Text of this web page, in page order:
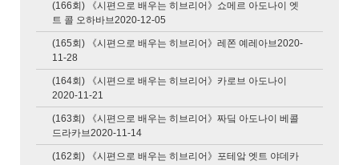
(166회) 《시편으로 배우는 히브리어》쇼메르 아도나이 엣
트 콜 오하바브2020-12-05
(165회) 《시편으로 배우는 히브리어》레쫀 예레아브2020-
11-28
(164회) 《시편으로 배우는 히브리어》카로브 아도나이
2020-11-21
(163회) 《시편으로 배우는 히브리어》짜딬 아도나이 베콜
드라카브2020-11-14
(162회) 《시편으로 배우는 히브리어》포테앜 엣트 야데카